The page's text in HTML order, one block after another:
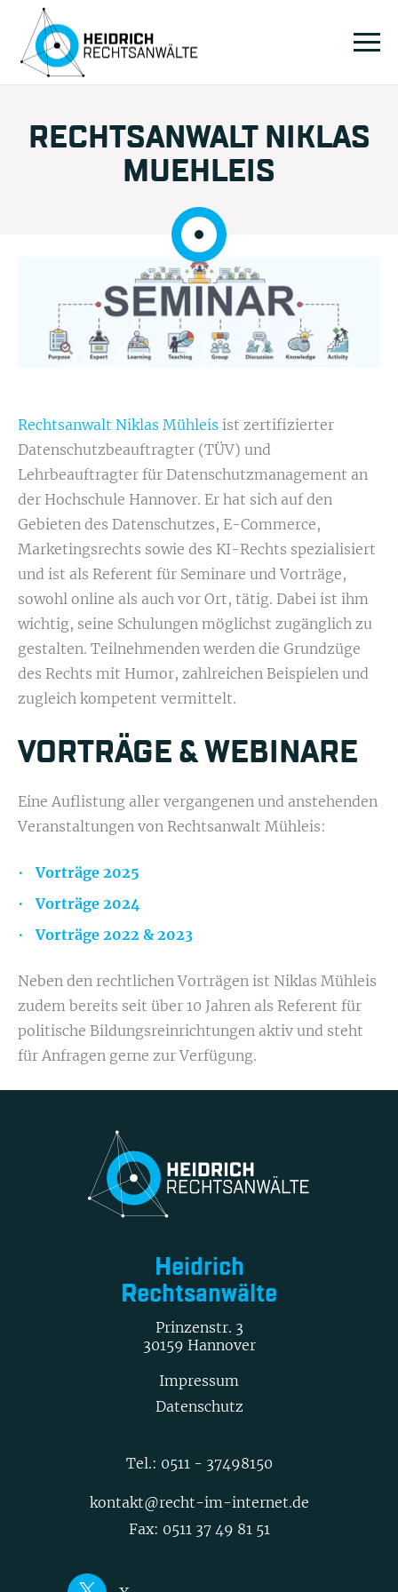
RECHTSANWALT NIKLAS
MUEHLEIS
Rechtsanwalt Niklas Mühleis ist zertifizierter
Datenschutzbeauftragter (TÜV) und
Lehrbeauftragter für Datenschutzmanagement an
der Hochschule Hannover. Er hat sich auf den
Gebieten des Datenschutzes, E-Commerce,
Marketingsrechts sowie des KI-Rechts spezialisiert
und ist als Referent für Seminare und Vorträge,
sowohl online als auch vor Ort, tätig. Dabei ist ihm
wichtig, seine Schulungen möglichst zugänglich zu
gestalten. Teilnehmenden werden die Grundzüge
des Rechts mit Humor, zahlreichen Beispielen und
zugleich kompetent vermittelt.
VORTRÄGE & WEBINARE
Eine Auflistung aller vergangenen und anstehenden
Veranstaltungen von Rechtsanwalt Mühleis:
Vorträge 2025
Vorträge 2024
Vorträge 2022 & 2023
Neben den rechtlichen Vorträgen ist Niklas Mühleis
zudem bereits seit über 10 Jahren als Referent für
politische Bildungsreinrichtungen aktiv und steht
für Anfragen gerne zur Verfügung.
Heidrich
Rechtsanwälte
Prinzenstr. 3
30159 Hannover
Impressum
Datenschutz
Tel.: 0511 - 37498150
kontakt@recht-im-internet.de
Fax: 0511 37 49 81 51